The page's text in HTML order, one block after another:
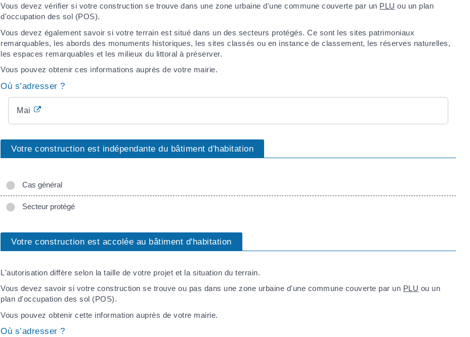
Vous devez vérifier si votre construction se trouve dans une zone urbaine d'une commune couverte par un PLU ou un plan
d'occupation des sol (POS).
Vous devez également savoir si votre terrain est situé dans un des secteurs protégés. Ce sont les sites patrimoniaux
remarquables, les abords des monuments historiques, les sites classés ou en instance de classement, les réserves naturelles,
les espaces remarquables et les milieux du littoral à préserver.
Vous pouvez obtenir ces informations auprès de votre mairie.
Où s’adresser ?
Mairie
Votre construction est indépendante du bâtiment d'habitation
Cas général
Secteur protégé
Votre construction est accolée au bâtiment d'habitation
L'autorisation diffère selon la taille de votre projet et la situation du terrain.
Vous devez savoir si votre construction se trouve ou pas dans une zone urbaine d'une commune couverte par un PLU ou un
plan d'occupation des sol (POS).
Vous pouvez obtenir cette information auprès de votre mairie.
Où s’adresser ?